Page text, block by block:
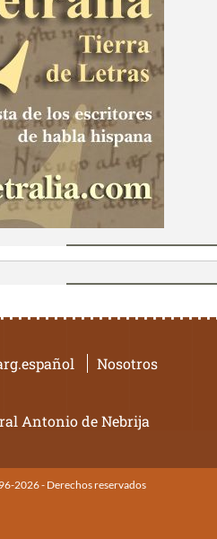
Nosotros
Antonio de Nebrija
2026 - Derechos reservados